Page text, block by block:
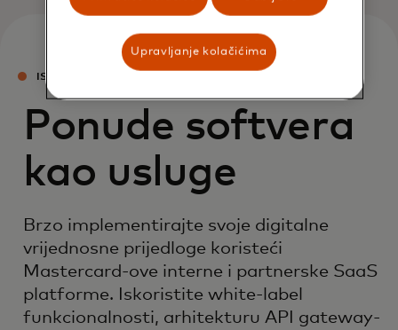
ISTAKNUTO
Ponude softvera
kao usluge
Brzo implementirajte svoje digitalne
vrijednosne prijedloge koristeći
Mastercard-ove interne i partnerske SaaS
platforme. Iskoristite white-label
funkcionalnosti, arhitekturu API gateway-
Upravljanje kolačićima